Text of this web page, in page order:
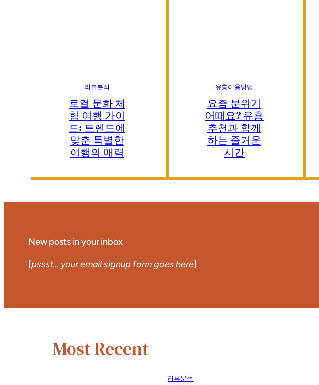
리뷰분석
로컬 문화 체
험 여행 가이
드: 트렌드에
맞춘 특별한
여행의 매력
유흥이용방법
요즘 분위기
어때요? 유흥
추천과 함께
하는 즐거운
시간
New posts in your inbox
[pssst… your email signup form goes here]
Most Recent
리뷰분석